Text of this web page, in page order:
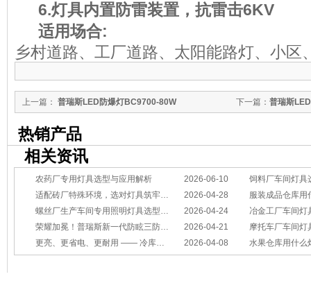
6.灯具内置防雷装置，抗雷击6KV
适用场合:
乡村道路、工厂道路、太阳能路灯、小区
下一篇： 普瑞斯
上一篇： 普瑞斯LED防爆灯BC9700-80W
热销产品
相关资讯
2026-06-10
农药厂专用灯具选型与应用解析
饲料厂车间灯具
2026-04-28
适配砖厂特殊环境，选对灯具筑牢生产安全线
服装成品仓库用
2026-04-24
螺丝厂生产车间专用照明灯具选型方案
冶金工厂车间灯具选型指南：
2026-04-21
荣耀加冕！普瑞斯新一代防眩三防灯BC-L斩获2026阿拉丁神灯奖
摩托车厂车间灯具怎么选？
2026-04-08
更亮、更省电、更耐用 —— 冷库照明优选 水果仓库用什么